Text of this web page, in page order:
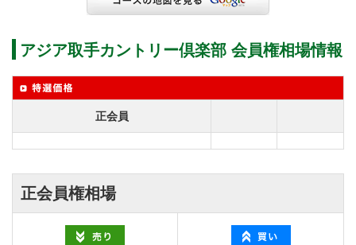
アジア取手カントリー倶楽部 会員権相場情報
正会員
正会員権相場